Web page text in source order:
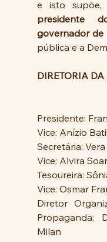
e isto
presidente
governador de
pública e a
DIRETORIA
Presidente:
Vice: Anízio
Secretária:
Vice: Alvira
Tesoureira:
Vice: Osmar
Diretor
Propaganda:
Milan